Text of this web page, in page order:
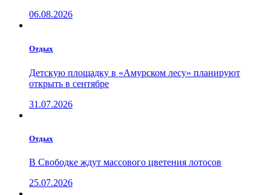
06.08.2026
Отдых
Детскую площадку в «Амурском лесу» планируют
открыть в сентябре
31.07.2026
Отдых
В Свободке ждут массового цветения лотосов
25.07.2026